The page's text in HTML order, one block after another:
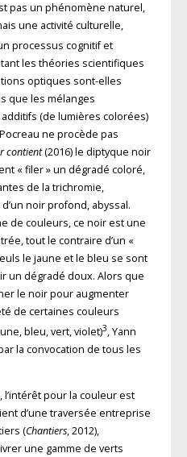
pas un phénomène naturel,
une activité culturelle,
processus cognitif et
les théories scientifiques
optiques sont-elles
que les mélanges
(de lumières colorées)
ne procède pas
contient(2016) le diptyque noir
« filer » un dégradé coloré,
de la trichromie,
noir profond, abyssal.
de couleurs, ce noir est une
tout le contraire d’un «
le jaune et le bleu se sont
un dégradé doux. Alors que
le noir pour augmenter
de certaines couleurs
bleu, vert, violet)3, Yann
la convocation de tous les
pour la couleur est
d’une traversée entreprise
(Chantiers, 2012),
une gamme de verts